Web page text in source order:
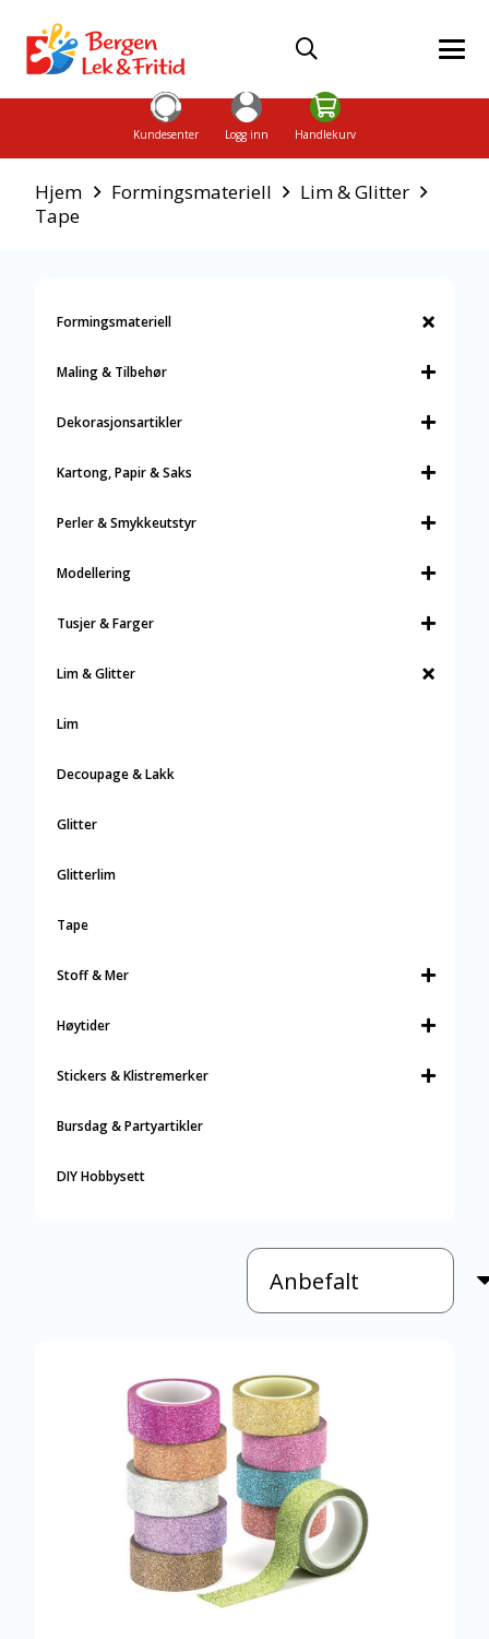
Kundesenter Logg inn Handlekurv
Hjem Formingsmateriell
Lim & Glitter
Tape
Formingsmateriell
Maling & Tilbehør
Dekorasjonsartikler
Kartong, Papir & Saks
Perler & Smykkeutstyr
Modellering
Tusjer & Farger
Lim & Glitter
Lim
Decoupage & Lakk
Glitter
Glitterlim
Tape
Stoff & Mer
Høytider
Stickers & Klistremerker
Bursdag & Partyartikler
DIY Hobbysett